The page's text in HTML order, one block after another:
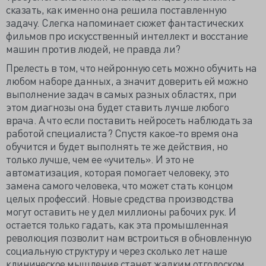
сказать, как именно она решила поставленную
задачу. Слегка напоминает сюжет фантастических
фильмов про искусственный интеллект и восстание
машин против людей, не правда ли?
Прелесть в том, что нейронную сеть можно обучить на
любом наборе данных, а значит доверить ей можно
выполнение задач в самых разных областях, при
этом диагнозы она будет ставить лучше любого
врача. А что если поставить нейросеть наблюдать за
работой специалиста? Спустя какое-то время она
обучится и будет выполнять те же действия, но
только лучше, чем ее «учитель». И это не
автоматизация, которая помогает человеку, это
замена самого человека, что может стать концом
целых профессий. Новые средства производства
могут оставить не у дел миллионы рабочих рук. И
остается только гадать, как эта промышленная
революция позволит нам встроиться в обновленную
социальную структуру и через сколько лет наше